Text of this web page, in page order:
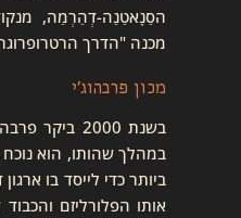
הסַנָאטַנַה-דְהַרְמַה,
מכנה "הדרך
מכון פרבהוג׳י
בשנת 2000
במהלך שהותו, הוא
ביותר כדי לייסד בו
אותו הפלורליזם